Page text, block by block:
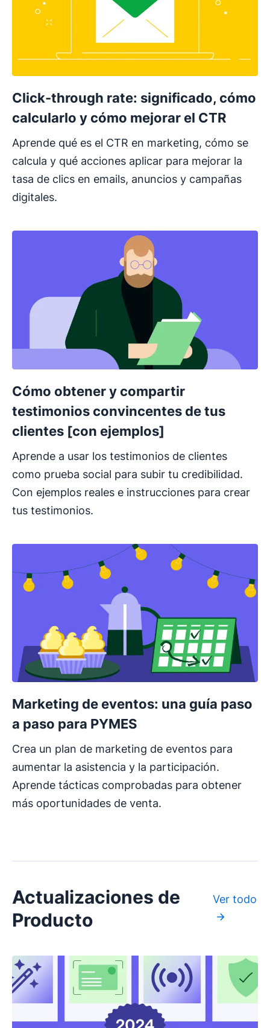
Click-through rate: significado, cómo
calcularlo y cómo mejorar el CTR
Aprende qué es el CTR en marketing, cómo se
calcula y qué acciones aplicar para mejorar la
tasa de clics en emails, anuncios y campañas
digitales.
Cómo obtener y compartir
testimonios convincentes de tus
clientes [con ejemplos]
Aprende a usar los testimonios de clientes
como prueba social para subir tu credibilidad.
Con ejemplos reales e instrucciones para crear
tus testimonios.
Marketing de eventos: una guía paso
a paso para PYMES
Crea un plan de marketing de eventos para
aumentar la asistencia y la participación.
Aprende tácticas comprobadas para obtener
más oportunidades de venta.
Actualizaciones de
Producto
Ver todo